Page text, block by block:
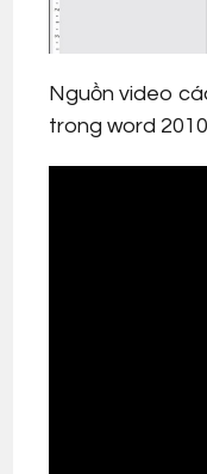
Nguồn video
trong word